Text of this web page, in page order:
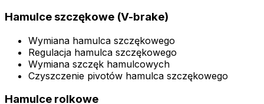
Hamulce szczękowe (V-brake)
Wymiana hamulca szczękowego
Regulacja hamulca szczękowego
Wymiana szczęk hamulcowych
Czyszczenie pivotów hamulca szczękowego
Hamulce rolkowe